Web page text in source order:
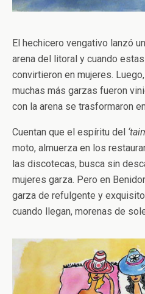
El hechicero vengativo lanzó
arena del litoral y cuando
convirtieron en mujeres.
muchas más garzas fueron
con la arena se trasformaron
Cuentan que el espíritu del
moto, almuerza en los
las discotecas, busca sin
mujeres garza. Pero en
garza de refulgente y
cuando llegan, morenas de